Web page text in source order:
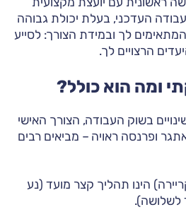
העדכני, בעלת יכולת גבוהה
לך ובמידת הצורך: לסייע
הרצויים לך.
ומה הוא כולל?
בשוק העבודה, הצורך האישי
ופרנסה ראויה – מביאים רבים
הינו תהליך קצר מועד (נע
לשלושה).